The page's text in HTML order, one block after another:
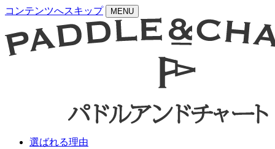
コンテンツへスキップ MENU
選ばれる理由